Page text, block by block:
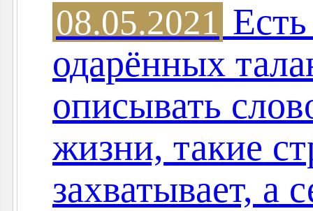
08.05.2021
одарённых
описывать
жизни, такие
захватывает, а